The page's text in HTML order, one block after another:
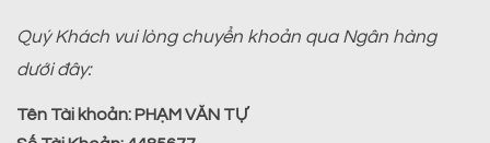
Quý Khách vui lòng chuyển khoản qua Ngân hàng
dưới đây:
Tên Tài khoản: PHẠM VĂN TỰ